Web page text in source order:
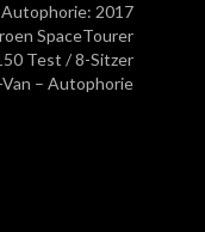
2017
SpaceTourer
Test / 8-Sitzer
– Autophorie